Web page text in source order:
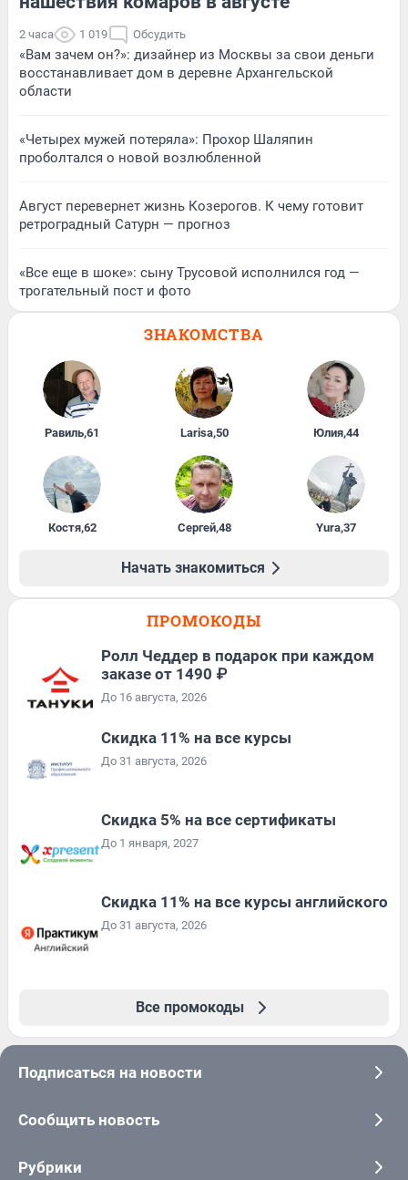
2 часа 1 019 Обсудить
«Вам зачем он?»: дизайнер из Москвы за свои деньги
восстанавливает дом в деревне Архангельской
области
«Четырех мужей потеряла»: Прохор Шаляпин
проболтался о новой возлюбленной
Август перевернет жизнь Козерогов. К чему готовит
ретроградный Сатурн — прогноз
«Все еще в шоке»: сыну Трусовой исполнился год —
трогательный пост и фото
ЗНАКОМСТВА
Равиль,61 Larisa,50 Юлия,44
Костя,62 Сергей,48 Yura,37
Начать знакомиться
ПРОМОКОДЫ
Ролл Чеддер в подарок при каждом
заказе от 1490 ₽
До 16 августа, 2026
Скидка 11% на все курсы
До 31 августа, 2026
Скидка 5% на все сертификаты
До 1 января, 2027
Скидка 11% на все курсы английского
До 31 августа, 2026
Все промокоды
Подписаться на новости
Сообщить новость
Рубрики